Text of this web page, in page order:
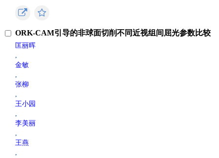
ORK-CAM引导的非球面切削不同近视组间屈光参数比较
匡丽晖
,
金敏
,
张柳
,
王小园
,
李美丽
,
王燕
,